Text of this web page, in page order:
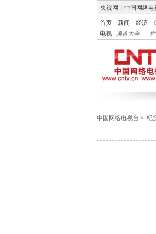
央视网 中国网络电
首页 新闻 经济
电视
频道大全
中国网络电视台 > 纪